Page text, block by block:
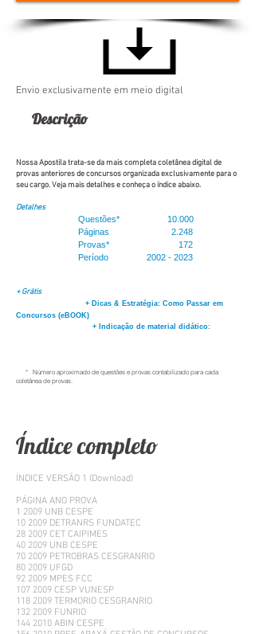
Envio exclusivamente em meio digital
Descrição
Nossa Apostila trata-se da mais completa coletânea digital de
provas anteriores de concursos organizada exclusivamente para o
seu cargo. Veja mais detalhes e conheça o índice abaixo.
Detalhes
Questões* 10.000
Páginas 2.248
Provas* 172
Período 2002 - 2023
+ Grátis
+ Dicas & Estratégia: Como Passar em
Concursos (eBOOK)
+ Indicação de material didático:
* Número aproximado de questões e provas contabilizado para cada
coletânea de provas.
Índice completo
ÍNDICE VERSÃO 1 (Download)
PÁGINA ANO PROVA
1 2009 UNB CESPE
10 2009 DETRANRS FUNDATEC
28 2009 CET CAIPIMES
40 2009 UNB CESPE
70 2009 PETROBRAS CESGRANRIO
80 2009 UFGD
92 2009 MPES FCC
107 2009 CESP VUNESP
118 2009 TERMORIO CESGRANRIO
132 2009 FUNRIO
144 2010 ABIN CESPE